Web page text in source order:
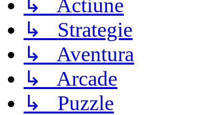
↳ Actiune
↳ Strategie
↳ Aventura
↳ Arcade
↳ Puzzle